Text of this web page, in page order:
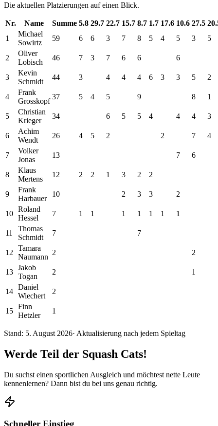
Die aktuellen Platzierungen auf einen Blick.
Nr. Name Summe 5.8 29.7 22.7 15.7 8.7 1.7 17.6 10.6 27.5
1
Michael
Sowirtz
59 6 6 3 7 8 5 4 5 3 5
2
Oliver
Lobisch
46 7 3 7 6 6 6
3
Kevin
Schmidt
44 3 4 4 4 6 3 3 5 2
4
Frank
Grosskopf
37 5 4 5 9 8 1
5
Christian
Krieger
34 6 5 5 4 4 4 3
6
Achim
Wendt
26 4 5 2 2 7 4
7
Volker
Jonas
13 7 6
8
Klaus
Mertens
12 2 2 1 3 2 2
9
Frank
Harbauer
10 2 3 3 2
10
Roland
Hessel
7 1 1 1 1 1 1 1
11
Thomas
Schmidt
7 7
12
Tamara
Naumann
2 2
13
Jakob
Togan
2 1
14
Daniel
Wiechert
2
15
Finn
Hetzler
1
Stand: 5. August 2026· Aktualisierung nach jedem Spieltag
Werde Teil der Squash Cats!
Du suchst einen sportlichen Ausgleich und möchtest nette Leute
kennenlernen? Dann bist du bei uns genau richtig.
Schneller Einstieg